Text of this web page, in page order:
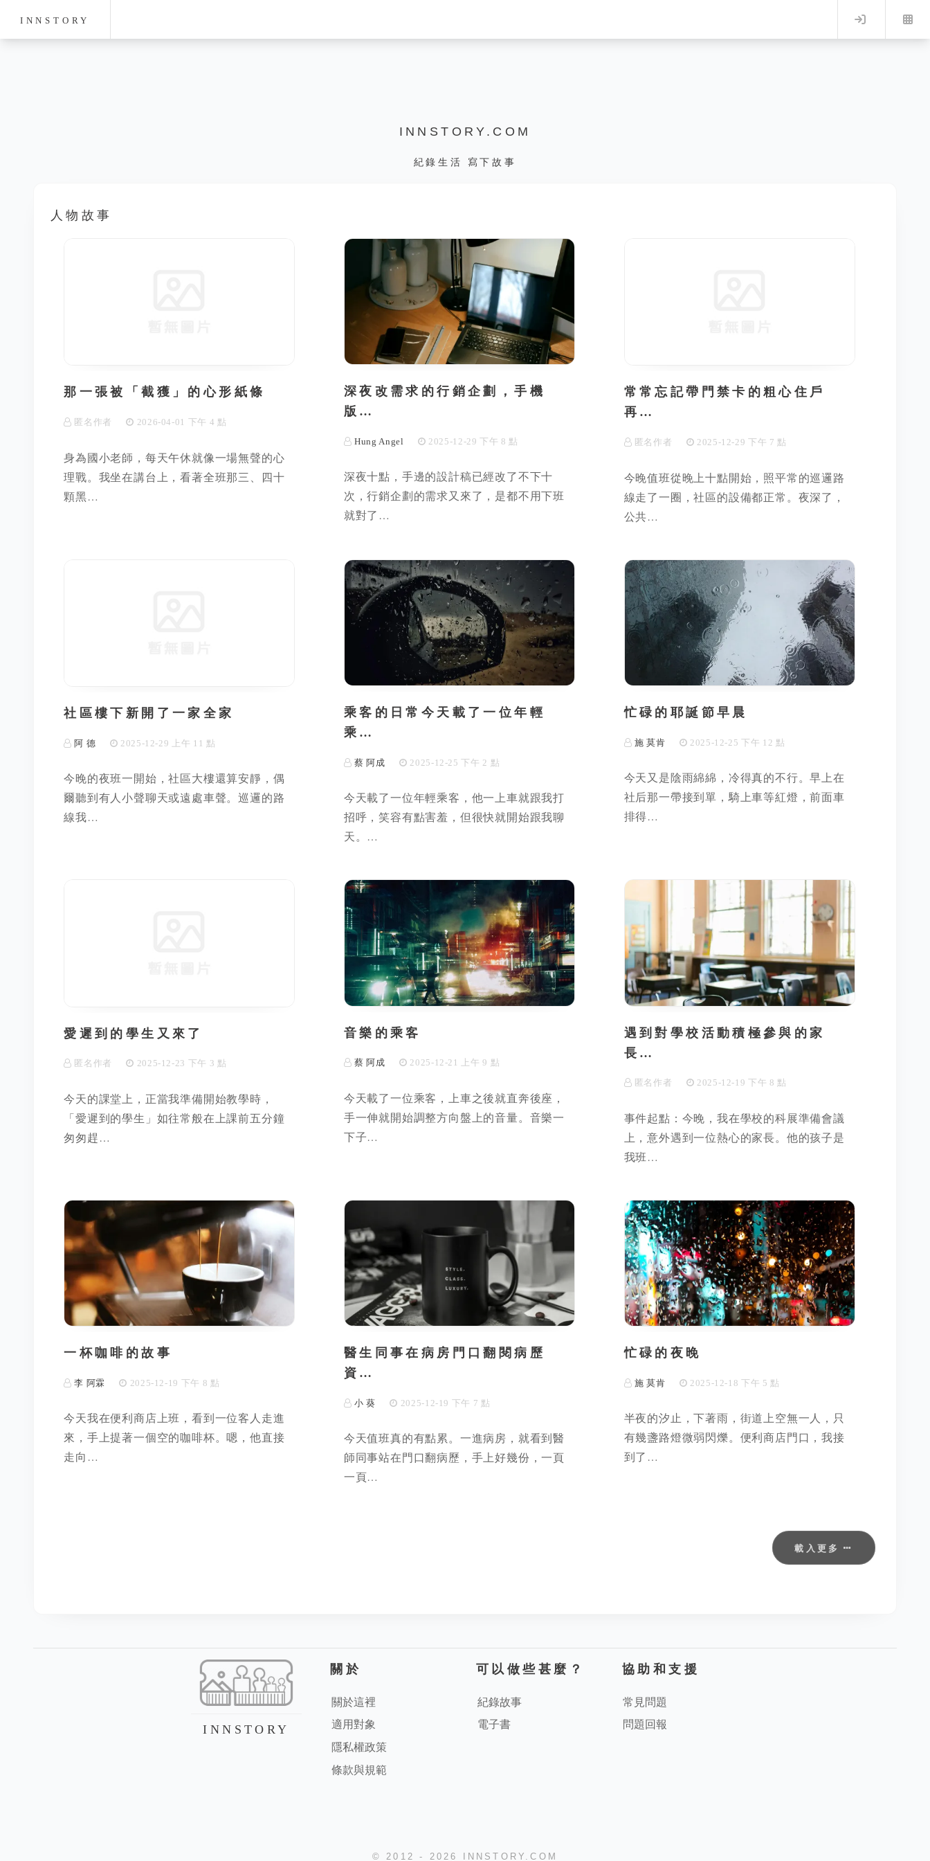
INNSTORY Log in
INNSTORY.COM
紀錄生活 寫下故事
人物故事
那一張被「截獲」的心形紙條
匿名作者 2026-04-01 下午 4 點
身為國小老師，每天午休就像一場無聲的心
理戰。我坐在講台上，看著全班那三、四十
顆黑…
深夜改需求的行銷企劃，手機
版…
Hung Angel 2025-12-29 下午 8 點
深夜十點，手邊的設計稿已經改了不下十
次，行銷企劃的需求又來了，是都不用下班
就對了…
常常忘記帶門禁卡的粗心住戶
再…
匿名作者 2025-12-29 下午 7 點
今晚值班從晚上十點開始，照平常的巡邏路
線走了一圈，社區的設備都正常。夜深了，
公共…
社區樓下新開了一家全家
阿 德 2025-12-29 上午 11 點
今晚的夜班一開始，社區大樓還算安靜，偶
爾聽到有人小聲聊天或遠處車聲。巡邏的路
線我…
乘客的日常今天載了一位年輕
乘…
蔡 阿成 2025-12-25 下午 2 點
今天載了一位年輕乘客，他一上車就跟我打
招呼，笑容有點害羞，但很快就開始跟我聊
天。…
忙碌的耶誕節早晨
施 莫肯 2025-12-25 下午 12 點
今天又是陰雨綿綿，冷得真的不行。早上在
社后那一帶接到單，騎上車等紅燈，前面車
排得…
愛遲到的學生又來了
匿名作者 2025-12-23 下午 3 點
今天的課堂上，正當我準備開始教學時，
「愛遲到的學生」如往常般在上課前五分鐘
匆匆趕…
音樂的乘客
蔡 阿成 2025-12-21 上午 9 點
今天載了一位乘客，上車之後就直奔後座，
手一伸就開始調整方向盤上的音量。音樂一
下子…
遇到對學校活動積極參與的家
長…
匿名作者 2025-12-19 下午 8 點
事件起點：今晚，我在學校的科展準備會議
上，意外遇到一位熱心的家長。他的孩子是
我班…
一杯咖啡的故事
李 阿霖 2025-12-19 下午 8 點
今天我在便利商店上班，看到一位客人走進
來，手上提著一個空的咖啡杯。嗯，他直接
走向…
醫生同事在病房門口翻閱病歷
資…
小 葵 2025-12-19 下午 7 點
今天值班真的有點累。一進病房，就看到醫
師同事站在門口翻病歷，手上好幾份，一頁
一頁…
忙碌的夜晚
施 莫肯 2025-12-18 下午 5 點
半夜的汐止，下著雨，街道上空無一人，只
有幾盞路燈微弱閃爍。便利商店門口，我接
到了…
載入更多
INNSTORY
關於
關於這裡
適用對象
隱私權政策
條款與規範
可以做些甚麼？
紀錄故事
電子書
協助和支援
常見問題
問題回報
© 2012 - 2026 INNSTORY.COM